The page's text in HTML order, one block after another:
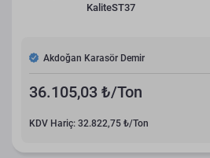
KaliteST37
Akdoğan Karasör Demir
36.105,03 ₺/Ton
KDV Hariç: 32.822,75 ₺/Ton